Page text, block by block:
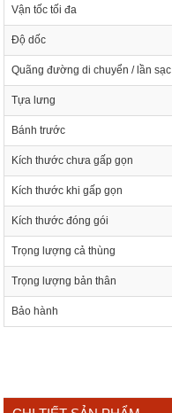
Vận tốc tối đa
Độ dốc
Quãng đường di chuyển / lần sạc
Tựa lưng
Bánh trước
Kích thước chưa gấp gọn
Kích thước khi gấp gọn
Kích thước đóng gói
Trọng lượng cả thùng
Trọng lượng bản thân
Bảo hành